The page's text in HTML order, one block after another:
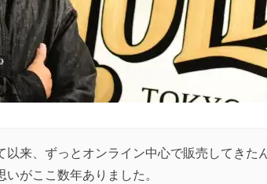
以来、ずっとオンライン中心で販売してきた
がここ数年ありました。